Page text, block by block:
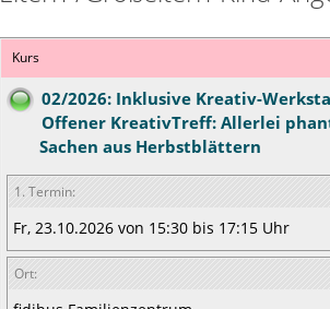
Kurs
02/2026: Inklusive Kreativ-
Offener KreativTreff: Allerlei
Sachen aus Herbstblättern
1. Termin:
Fr, 23.10.2026 von 15:30 bis 17:15 Uhr
Ort: